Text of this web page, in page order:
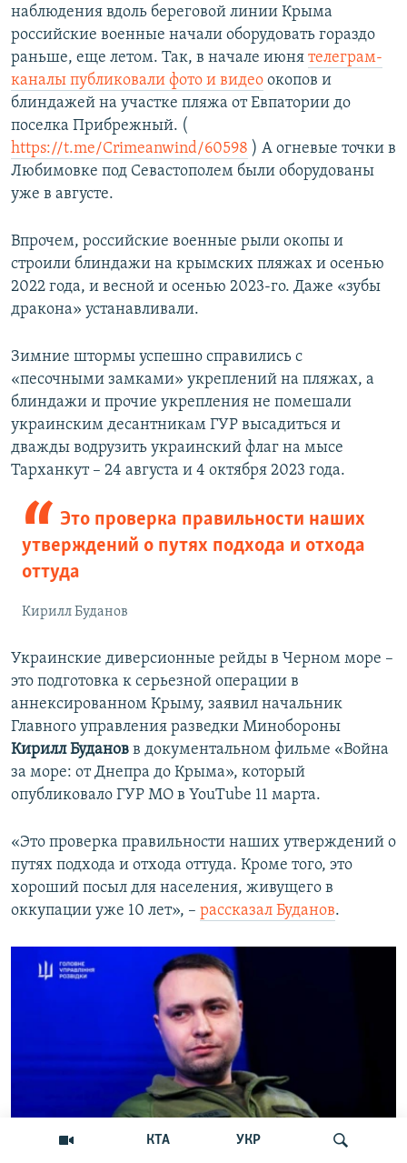
КТА УКР
наблюдения вдоль береговой линии Крыма
российские военные начали оборудовать гораздо
раньше, еще летом. Так, в начале июня телеграм-
каналы публиковали фото и видео окопов и
блиндажей на участке пляжа от Евпатории до
поселка Прибрежный. (
https://t.me/Crimeanwind/60598 ) А огневые точки в
Любимовке под Севастополем были оборудованы
уже в августе.
Впрочем, российские военные рыли окопы и
строили блиндажи на крымских пляжах и осенью
2022 года, и весной и осенью 2023-го. Даже «зубы
дракона» устанавливали.
Зимние штормы успешно справились с
«песочными замками» укреплений на пляжах, а
блиндажи и прочие укрепления не помешали
украинским десантникам ГУР высадиться и
дважды водрузить украинский флаг на мысе
Тарханкут – 24 августа и 4 октября 2023 года.
Это проверка правильности наших
утверждений о путях подхода и отхода
оттуда
Кирилл Буданов
Украинские диверсионные рейды в Черном море –
это подготовка к серьезной операции в
аннексированном Крыму, заявил начальник
Главного управления разведки Минобороны
Кирилл Буданов в документальном фильме «Война
за море: от Днепра до Крыма», который
опубликовало ГУР МО в YouTube 11 марта.
«Это проверка правильности наших утверждений о
путях подхода и отхода оттуда. Кроме того, это
хороший посыл для населения, живущего в
оккупации уже 10 лет», – рассказал Буданов.